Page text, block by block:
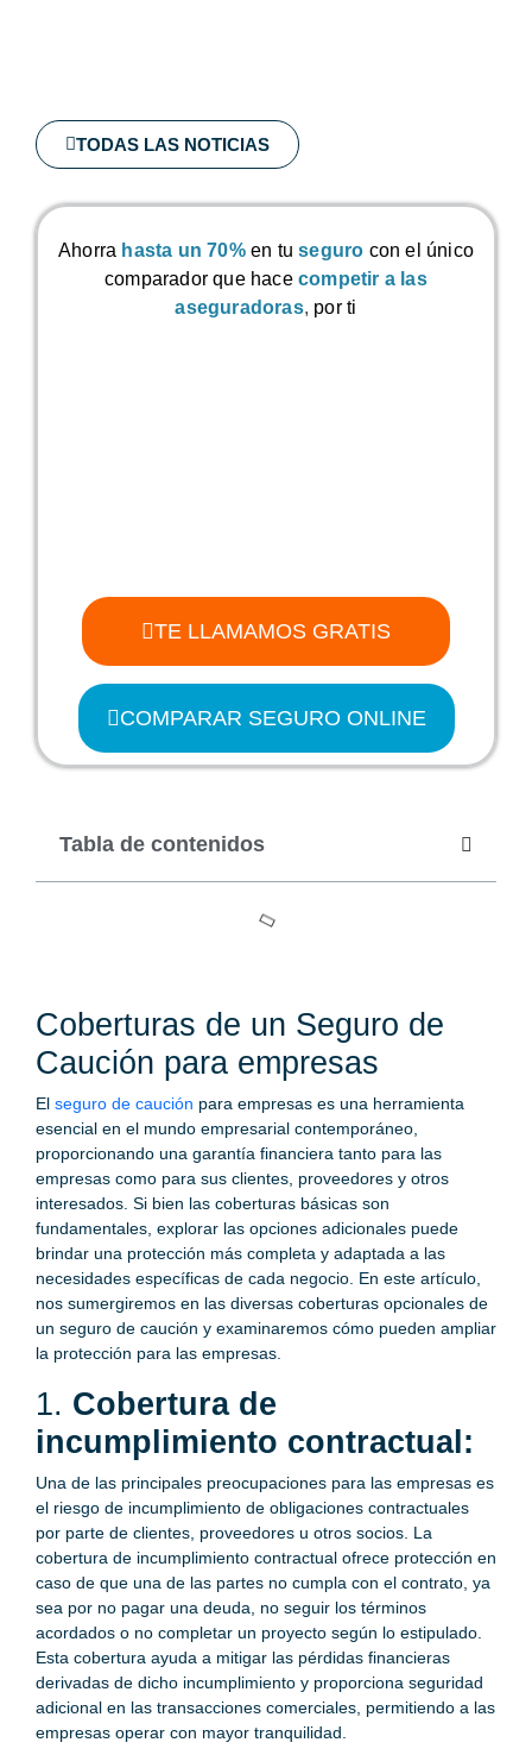
Coberturas de un Seguro de
Caución para empresas
El seguro de caución para empresas es una herramienta
esencial en el mundo empresarial contemporáneo,
proporcionando una garantía financiera tanto para las
empresas como para sus clientes, proveedores y otros
interesados. Si bien las coberturas básicas son
fundamentales, explorar las opciones adicionales puede
brindar una protección más completa y adaptada a las
necesidades específicas de cada negocio. En este artículo,
nos sumergiremos en las diversas coberturas opcionales de
un seguro de caución y examinaremos cómo pueden ampliar
la protección para las empresas.
1. Cobertura de
incumplimiento contractual:
Una de las principales preocupaciones para las empresas es
el riesgo de incumplimiento de obligaciones contractuales
por parte de clientes, proveedores u otros socios. La
cobertura de incumplimiento contractual ofrece protección en
caso de que una de las partes no cumpla con el contrato, ya
sea por no pagar una deuda, no seguir los términos
acordados o no completar un proyecto según lo estipulado.
Esta cobertura ayuda a mitigar las pérdidas financieras
derivadas de dicho incumplimiento y proporciona seguridad
adicional en las transacciones comerciales, permitiendo a las
empresas operar con mayor tranquilidad.
TODAS LAS NOTICIAS
Ahorra hasta un 70% en tuseguro con el único
comparador que hace competir a las
aseguradoras, por ti
TE LLAMAMOS GRATIS
COMPARAR SEGURO ONLINE
Tabla de contenidos